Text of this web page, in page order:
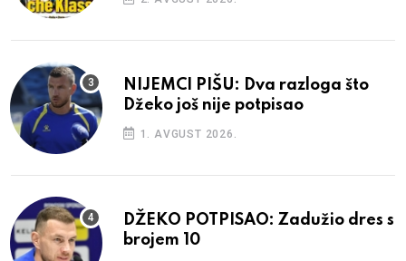
NIJEMCI PIŠU: Dva razloga što
Džeko još nije potpisao
1. AVGUST 2026.
DŽEKO POTPISAO: Zadužio dres s
brojem 10